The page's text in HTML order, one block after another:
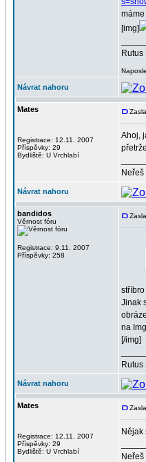
[img]
Rutus
Návrat nahoru
Mates
Registrace: 12.11. 2007
Příspěvky: 29
Bydliště: U Vrchlabí
Ahoj,
Návrat nahoru
bandidos
Věrnost fóru
Registrace: 9.11. 2007
Příspěvky: 258
Jinak
na
[/img]
Rutus
Návrat nahoru
Mates
Registrace: 12.11. 2007
Příspěvky: 29
Bydliště: U Vrchlabí
Nějak